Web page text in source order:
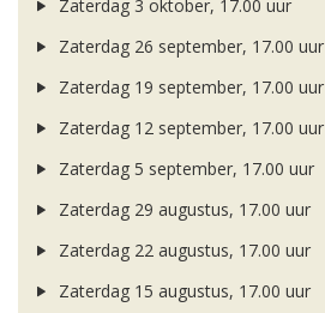
Zaterdag 3 oktober, 17.00 uur
Zaterdag 26 september, 17.00 uur
Zaterdag 19 september, 17.00 uur
Zaterdag 12 september, 17.00 uur
Zaterdag 5 september, 17.00 uur
Zaterdag 29 augustus, 17.00 uur
Zaterdag 22 augustus, 17.00 uur
Zaterdag 15 augustus, 17.00 uur